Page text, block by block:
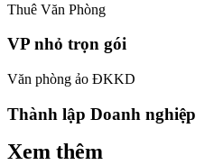
Thuê Văn Phòng
VP nhỏ trọn gói
Văn phòng ảo ĐKKD
Thành lập Doanh nghiệp
Xem thêm